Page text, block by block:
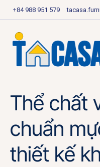
+84 988 951 579
Thể chất
chuẩn
thiết kế